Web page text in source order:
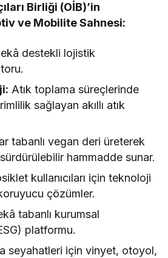
Birliği (OİB)’in
ve Mobilite Sahnesi:
destekli lojistik
Atık toplama süreçlerinde
sağlayan akıllı atık
tabanlı vegan deri üreterek
hammadde sunar.
kullanıcıları için teknoloji
çözümler.
tabanlı kurumsal
platformu.
seyahatleri için vinyet, otoyol,